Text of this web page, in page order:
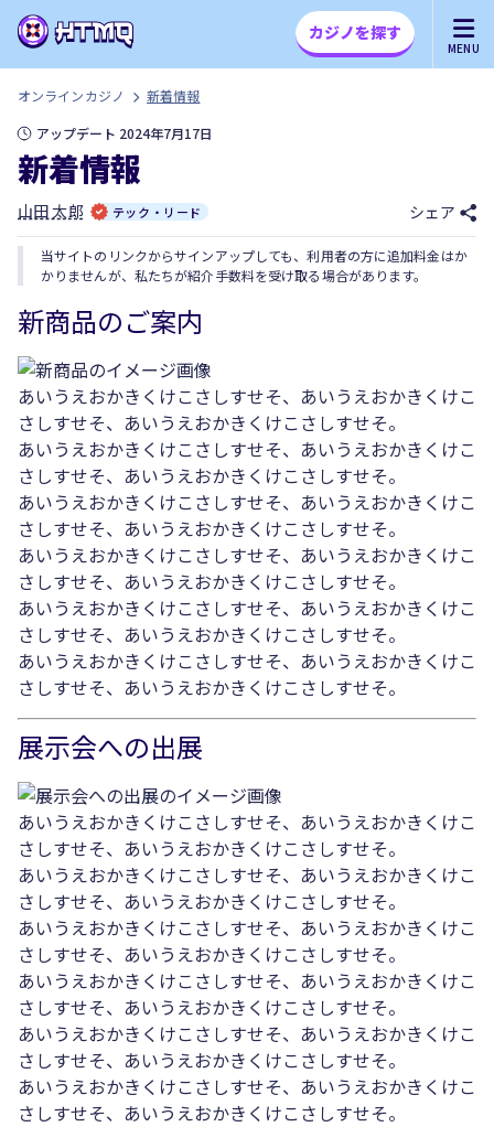
MENU
カジノを探す
オンラインカジノ
新着情報
アップデート 2024年7月17日
新着情報
山田 太郎 テック・リード シェア
当サイトのリンクからサインアップしても、利用者の方に追加料金はか
かりませんが、私たちが紹介手数料を受け取る場合があります。
新商品のご案内
あいうえおかきくけこさしすせそ、あいうえおかきくけこ
さしすせそ、あいうえおかきくけこさしすせそ。
あいうえおかきくけこさしすせそ、あいうえおかきくけこ
さしすせそ、あいうえおかきくけこさしすせそ。
あいうえおかきくけこさしすせそ、あいうえおかきくけこ
さしすせそ、あいうえおかきくけこさしすせそ。
あいうえおかきくけこさしすせそ、あいうえおかきくけこ
さしすせそ、あいうえおかきくけこさしすせそ。
あいうえおかきくけこさしすせそ、あいうえおかきくけこ
さしすせそ、あいうえおかきくけこさしすせそ。
あいうえおかきくけこさしすせそ、あいうえおかきくけこ
さしすせそ、あいうえおかきくけこさしすせそ。
展示会への出展
あいうえおかきくけこさしすせそ、あいうえおかきくけこ
さしすせそ、あいうえおかきくけこさしすせそ。
あいうえおかきくけこさしすせそ、あいうえおかきくけこ
さしすせそ、あいうえおかきくけこさしすせそ。
あいうえおかきくけこさしすせそ、あいうえおかきくけこ
さしすせそ、あいうえおかきくけこさしすせそ。
あいうえおかきくけこさしすせそ、あいうえおかきくけこ
さしすせそ、あいうえおかきくけこさしすせそ。
あいうえおかきくけこさしすせそ、あいうえおかきくけこ
さしすせそ、あいうえおかきくけこさしすせそ。
あいうえおかきくけこさしすせそ、あいうえおかきくけこ
さしすせそ、あいうえおかきくけこさしすせそ。